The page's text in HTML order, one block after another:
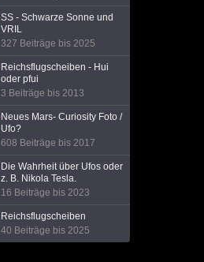
SS - Schwarze Sonne und
VRIL
327 Beiträge bis 2025
Reichsflugscheiben - Hui
oder pfui
3 Beiträge bis 2013
Neues Mars- Curiosity Foto /
Ufo?
608 Beiträge bis 2017
Die Wahrheit über Ufos oder
z. B. Nikola Tesla.
16 Beiträge bis 2023
Reichsflugscheiben
40 Beiträge bis 2025